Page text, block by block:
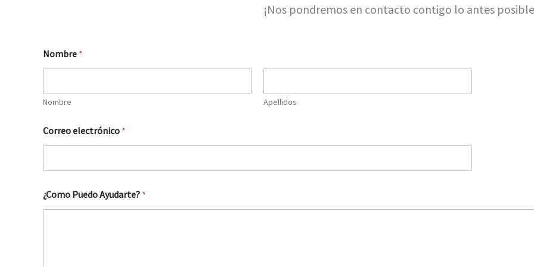
¡Nos pondremos en contacto contigo lo antes
Nombre *
Nombre Apellidos
Correo electrónico *
¿Como Puedo Ayudarte? *